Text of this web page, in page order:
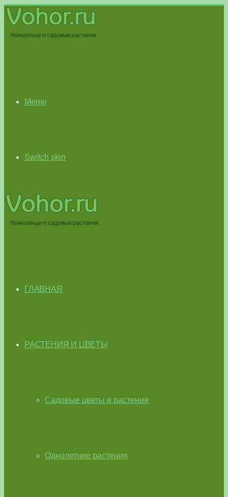
Меню
Switch skin
ГЛАВНАЯ
РАСТЕНИЯ И ЦВЕТЫ
Садовые цветы и растения
Однолетние растения